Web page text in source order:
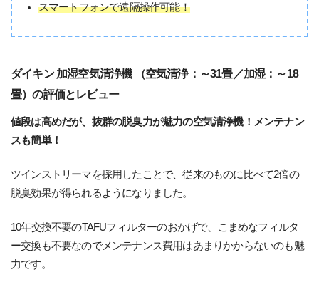
スマートフォンで遠隔操作可能！
ダイキン 加湿空気清浄機 （空気清浄：～31畳／加湿：～18
畳）の評価とレビュー
値段は高めだが、抜群の脱臭力が魅力の空気清浄機！メンテナン
スも簡単！
ツインストリーマを採用したことで、従来のものに比べて2倍の
脱臭効果が得られるようになりました。
10年交換不要のTAFUフィルターのおかげで、こまめなフィルタ
ー交換も不要なのでメンテナンス費用はあまりかからないのも魅
力です。